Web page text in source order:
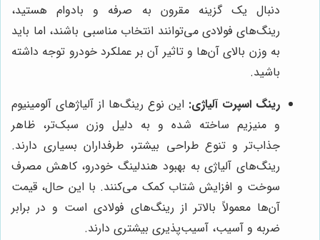
دنبال یک گزینه مقرون به صرفه و بادوام هستید،
رینگ‌های فولادی می‌توانند انتخاب مناسبی باشند، اما باید
به وزن بالای آن‌ها و تاثیر آن بر عملکرد خودرو توجه داشته
باشید.
رینگ اسپرت آلیاژی: این نوع رینگ‌ها از آلیاژهای آلومینیوم
و منیزیم ساخته شده و به دلیل وزن سبک‌تر، ظاهر
جذاب‌تر و تنوع طراحی بیشتر، طرفداران بسیاری دارند.
رینگ‌های آلیاژی به بهبود هندلینگ خودرو، کاهش مصرف
سوخت و افزایش شتاب کمک می‌کنند. با این حال، قیمت
آن‌ها معمولاً بالاتر از رینگ‌های فولادی است و در برابر
ضربه و آسیب، آسیب‌پذیری بیشتری دارند.